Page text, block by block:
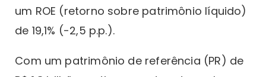
um ROE (retorno sobre patrimônio líquido)
de 19,1% (-2,5 p.p.).
Com um patrimônio de referência (PR) de